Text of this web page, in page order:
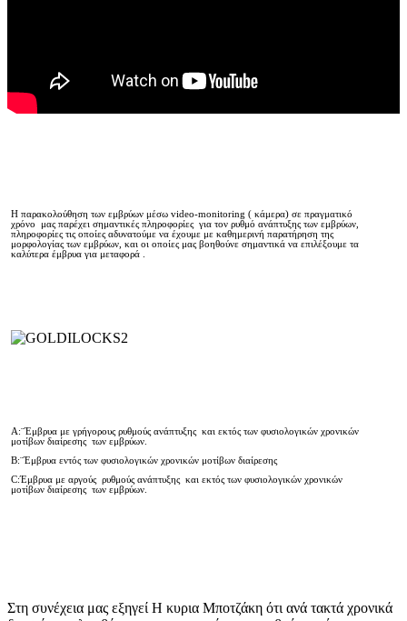
Η παρακολούθηση των εμβρύων μέσω video-monitoring ( κάμερα) σε πραγματικό
χρόνο μας παρέχει σημαντικές πληροφορίες για τον ρυθμό ανάπτυξης των εμβρύων,
πληροφορίες τις οποίες αδυνατούμε να έχουμε με καθημερινή παρατήρηση της
μορφολογίας των εμβρύων, και οι οποίες μας βοηθούνε σημαντικά να επιλέξουμε τα
καλύτερα έμβρυα για μεταφορά .
A:¨Έμβρυα με γρήγορους ρυθμούς ανάπτυξης και εκτός των φυσιολογικών χρονικών
μοτίβων διαίρεσης των εμβρύων.
B:¨Έμβρυα εντός των φυσιολογικών χρονικών μοτίβων διαίρεσης
C:Έμβρυα με αργούς ρυθμούς ανάπτυξης και εκτός των φυσιολογικών χρονικών
μοτίβων διαίρεσης των εμβρύων.
Στη συνέχεια μας εξηγεί Η κυρια Μποτζάκη ότι ανά τακτά χρονικά